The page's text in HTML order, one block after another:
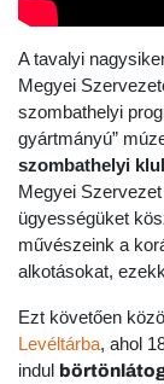
A tavalyi
Megyei
szombathelyi
gyártmányú”
szombathelyi
Megyei
ügyességüket
művészeink a
alkotásokat,
Ezt követően
Levéltárba, ahol
indul